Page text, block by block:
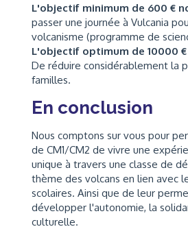
L'objectif minimum de 600 €
passer une journée à Vulcania
volcanisme (programme de
L'objectif optimum de 10000
De réduire considérablement la
familles.
En conclusion
Nous comptons sur vous pour
de CM1/CM2 de vivre une
unique à travers une classe de
thème des volcans en lien avec
scolaires. Ainsi que de leur
développer l'autonomie, la
culturelle.